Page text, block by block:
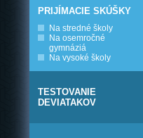
PRIJÍMACIE SKÚŠKY
Na stredné školy
Na osemročné
gymnáziá
Na vysoké školy
TESTOVANIE
DEVIATAKOV